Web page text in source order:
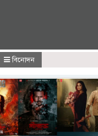
বিনোদন